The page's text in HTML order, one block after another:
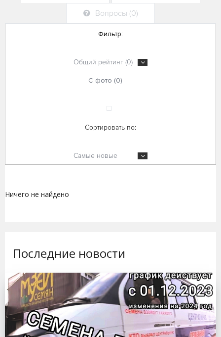
Вопросы (0)
Фильтр:
Общий рейтинг (0)
С фото (0)
Сортировать по:
Самые новые
Ничего не найдено
Последние новости